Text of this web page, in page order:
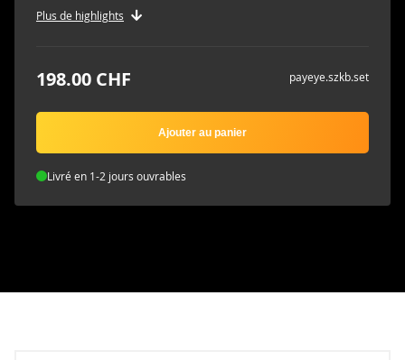
Plus de highlights
198.00 CHF payeye.szkb.set
Ajouter au panier
Livré en 1-2 jours ouvrables